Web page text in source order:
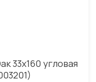
33x160 угловая